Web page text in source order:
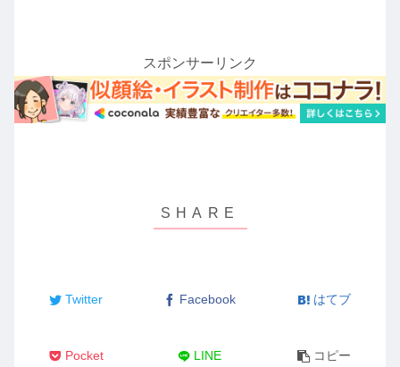
スポンサーリンク
Twitter Facebook はてブ
Pocket LINE コピー